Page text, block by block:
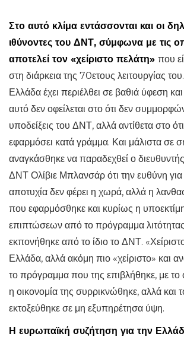
Στο αυτό κλίμα εντάσσονται και οι
ιθύνοντες του ΔΝΤ, σύμφωνα με τις
αποτελεί τον «χείριστο πελάτη» που
στη διάρκεια της 70ετους λειτουργίας
Ελλάδα έχει περιέλθει σε βαθιά ύφεση
αυτό δεν οφείλεται στο ότι δεν
υποδείξεις του ΔΝΤ, αλλά αντίθετα στο ότι
εφαρμόσει κατά γράμμα. Και μάλιστα σε
αναγκάσθηκε να παραδεχθεί ο
ΔΝΤ Ολίβιε Μπλανσάρ ότι την ευθύνη για
αποτυχία δεν φέρει η χωρά, αλλά η
που εφαρμόσθηκε και κυρίως η
επιπτώσεων από το πρόγραμμα
εκπονήθηκε από το ίδιο το ΔΝΤ.
Ελλάδα, αλλά ακόμη πιο «χείριστο» και
το πρόγραμμα που της επιβλήθηκε, με το
η οικονομία της συρρικνώθηκε, αλλά και
εκτοξεύθηκε σε μη εξυπηρέτησα ύψη.
Η ευρωπαϊκή συζήτηση για την